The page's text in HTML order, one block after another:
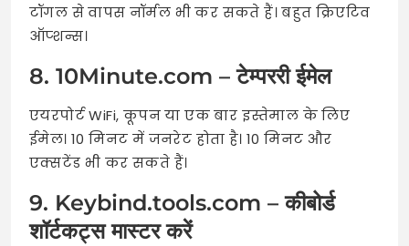
टॉगल से वापस नॉर्मल भी कर सकते हैं। बहुत क्रिएटिव
ऑप्शन्स।
8. 10Minute.com – टेम्पररी ईमेल
एयरपोर्ट WiFi, कूपन या एक बार इस्तेमाल के लिए
ईमेल। 10 मिनट में जनरेट होता है। 10 मिनट और
एक्सटेंड भी कर सकते हैं।
9. Keybind.tools.com – कीबोर्ड
शॉर्टकट्स मास्टर करें